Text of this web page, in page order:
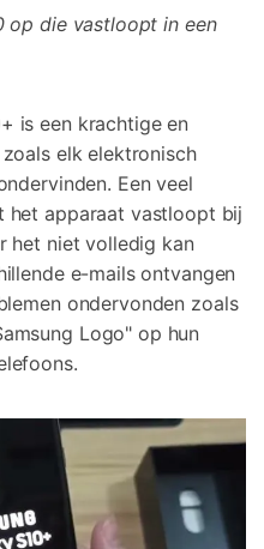
gegevensherstel
gegevens wissen
op die vastloopt in een
is een krachtige en
elk elektronisch
Een veel
het apparaat vastloopt bij
het niet volledig kan
e-mails ontvangen
ondervonden zoals
Logo" op hun